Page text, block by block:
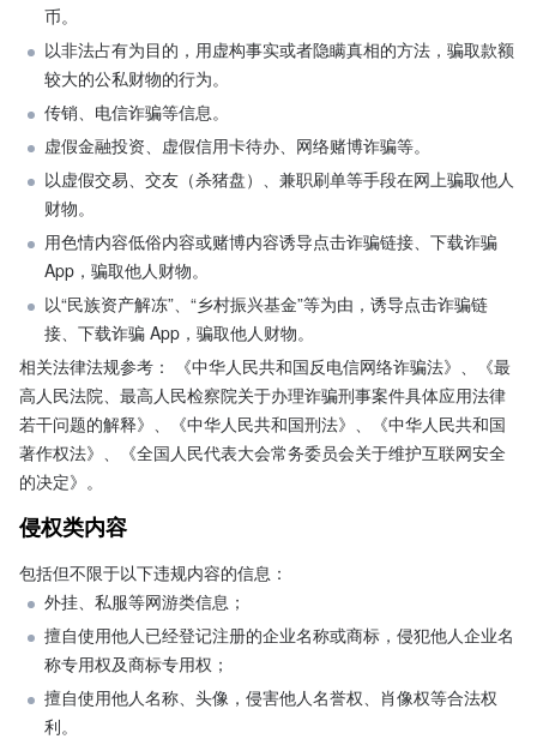
币。
以非法占有为目的，用虚构事实或者隐瞒真相的方法，骗取款额
较大的公私财物的行为。
传销、电信诈骗等信息。
虚假金融投资、虚假信用卡待办、网络赌博诈骗等。
以虚假交易、交友（杀猪盘）、兼职刷单等手段在网上骗取他人
财物。
用色情内容低俗内容或赌博内容诱导点击诈骗链接、下载诈骗
App，骗取他人财物。
以“民族资产解冻”、“乡村振兴基金”等为由，诱导点击诈骗链
接、下载诈骗 App，骗取他人财物。
相关法律法规参考： 《中华人民共和国反电信网络诈骗法》、《最
高人民法院、最高人民检察院关于办理诈骗刑事案件具体应用法律
若干问题的解释》、《中华人民共和国刑法》、《中华人民共和国
著作权法》、《全国人民代表大会常务委员会关于维护互联网安全
的决定》。
侵权类内容
包括但不限于以下违规内容的信息：
外挂、私服等网游类信息；
擅自使用他人已经登记注册的企业名称或商标，侵犯他人企业名
称专用权及商标专用权；
擅自使用他人名称、头像，侵害他人名誉权、肖像权等合法权
利。